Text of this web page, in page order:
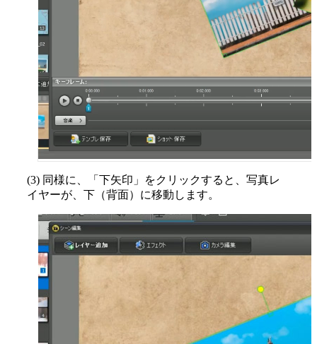
(3) 同様に、「下矢印」をクリックすると、写真レ
イヤーが、下（背面）に移動します。